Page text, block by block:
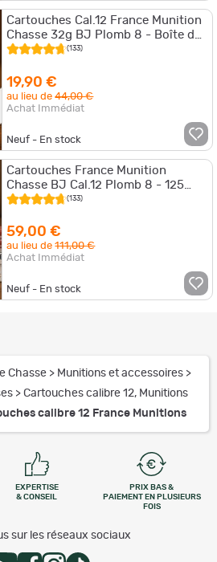
Cartouches Cal.12 France Munition
Chasse 32g BJ Plomb 8 - Boîte de
50 - PRIX MINI
(133)
19,90 €
au lieu de44,00 €
Achat Immédiat
Neuf - En stock
Cartouches France Munition
Chasse BJ Cal.12 Plomb 8 - 125
cartouches(133)
59,00 €
au lieu de111,00 €
Achat Immédiat
Neuf - En stock
Chasse > Munitions et accessoires >
> Cartouches calibre 12, Munitions
calibre 12 France Munitions
EXPERTISE
& CONSEIL
PRIX BAS &
PAIEMENT EN PLUSIEURS
FOIS
sur les réseaux sociaux